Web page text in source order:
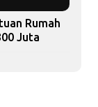
Rumah
Juta